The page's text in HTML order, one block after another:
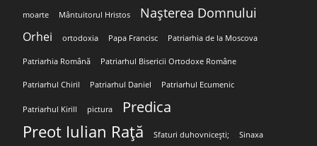
moarte Mântuitorul Hristos Nașterea Domnului
Orhei ortodoxia Papa Francisc Patriarhia de la Moscova
Patriarhia Română Patriarhul Bisericii Ortodoxe Române
Patriarhul Chiril Patriarhul Daniel Patriarhul Ecumenic
Patriarhul Kirill pictura Predica
Preot Iulian Rață Sfaturi duhovnicești; Sinaxa